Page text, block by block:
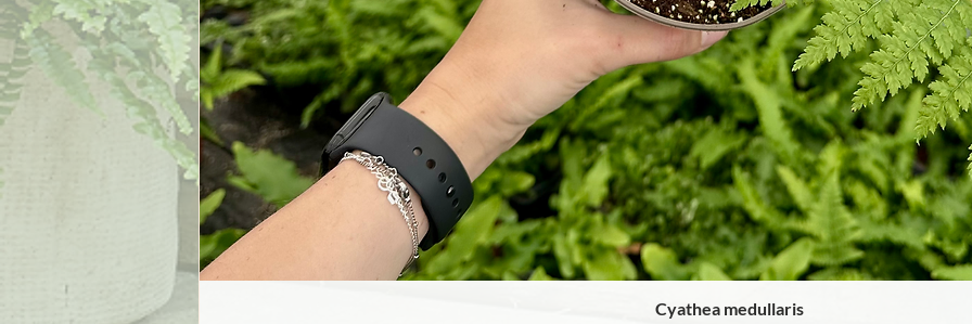
Snel overzicht
Cyathea medullaris